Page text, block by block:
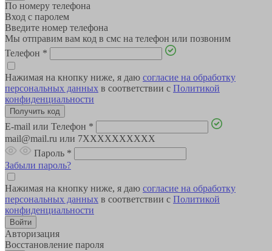
По номеру телефона
Вход с паролем
Введите номер телефона
Мы отправим вам код в смс на телефон или позвоним
Телефон *
Нажимая на кнопку ниже, я даю согласие на обработку
персональных данных в соответствии с Политикой
конфиденциальности
E-mail или Телефон *
mail@mail.ru или 7XXXXXXXXXX
Пароль *
Забыли пароль?
Нажимая на кнопку ниже, я даю согласие на обработку
персональных данных в соответствии с Политикой
конфиденциальности
Авторизация
Восстановление пароля